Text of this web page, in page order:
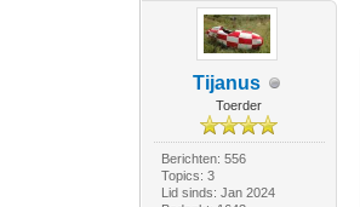
Tijanus
Toerder
Berichten: 556
Topics: 3
Lid sinds: Jan 2024